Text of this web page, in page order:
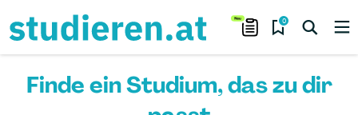
0
Finde ein Studium, das zu dir